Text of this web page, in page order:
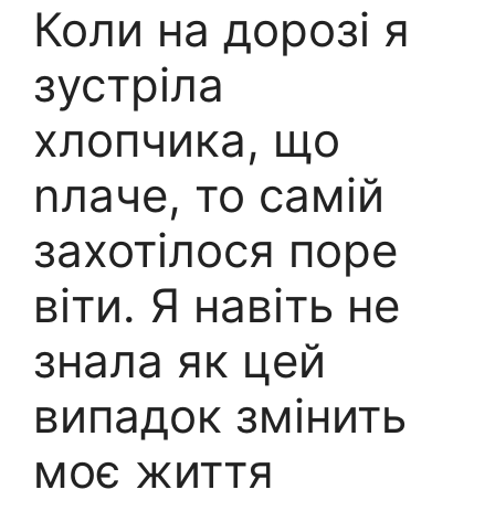
Коли на дорозі я
зустріла
хлопчика, що
nлаче, то самій
захотілося поре
віти. Я навіть не
знала як цей
випадок змінить
моє життя